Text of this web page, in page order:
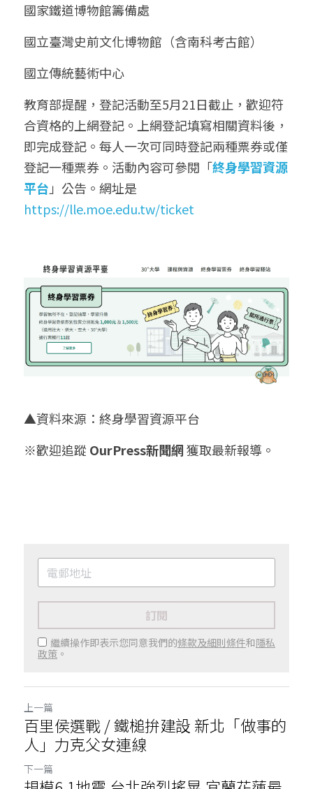
國家鐵道博物館籌備處
國立臺灣史前文化博物館（含南科考古館）
國立傳統藝術中心
教育部提醒，登記活動至5月21日截止，歡迎符
合資格的上網登記。上網登記填寫相關資料後，
即完成登記。每人一次可同時登記兩種票券或僅
登記一種票券。活動內容可參閱「終身學習資源
平台
https://lle.moe.edu.tw/ticket
▲資料來源：終身學習資源平台
※歡迎追蹤 OurPress新聞網 獲取最新報導。
訂閱
繼續操作即表示您同意我們的條款及細則條件和隱私
政策 。
上一篇
百里侯選戰 / 鐵槌拚建設 新北「做事的
人」力克父女連線
下一篇